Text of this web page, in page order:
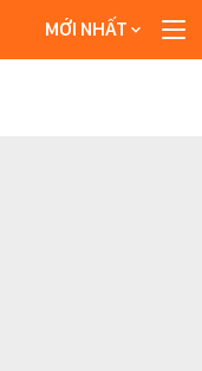
MỚI NHẤT